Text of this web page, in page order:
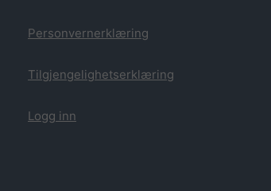
Personvernerklæring
Tilgjengelighetserklæring
Logg inn